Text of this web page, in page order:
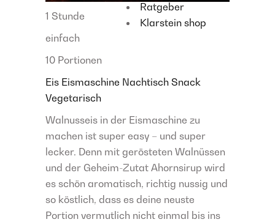
Ratgeber
Klarstein shop
1 Stunde
einfach
10 Portionen
Eis Eismaschine Nachtisch Snack
Vegetarisch
Walnusseis in der Eismaschine zu
machen ist super easy – und super
lecker. Denn mit gerösteten Walnüssen
und der Geheim-Zutat Ahornsirup wird
es schön aromatisch, richtig nussig und
so köstlich, dass es deine neuste
Portion vermutlich nicht einmal bis ins